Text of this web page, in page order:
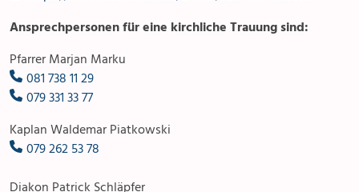
Ansprechpersonen für eine kirchliche Trauung sind:
Pfarrer Marjan Marku
081 738 11 29
079 331 33 77
Kaplan Waldemar Piatkowski
079 262 53 78
Diakon Patrick Schläpfer